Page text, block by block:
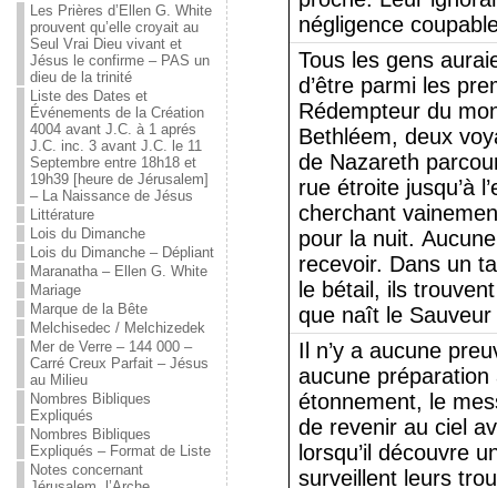
Les Prières d’Ellen G. White
prouvent qu’elle croyait au
Seul Vrai Dieu vivant et
Jésus le confirme – PAS un
dieu de la trinité
Liste des Dates et
Événements de la Création
4004 avant J.C. à 1 aprés
J.C. inc. 3 avant J.C. le 11
Septembre entre 18h18 et
19h39 [heure de Jérusalem]
– La Naissance de Jésus
Littérature
Lois du Dimanche
Lois du Dimanche – Dépliant
Maranatha – Ellen G. White
Mariage
Marque de la Bête
Melchisedec / Melchizedek
Mer de Verre – 144 000 –
Carré Creux Parfait – Jésus
au Milieu
Nombres Bibliques
Expliqués
Nombres Bibliques
Expliqués – Format de Liste
Notes concernant
négligence
Tous les gens
d’être parmi les
Rédempteur du
Bethléem, deux
de Nazareth
rue étroite jusqu’à
cherchant
pour la nuit.
recevoir. Dans un
le bétail, ils
que naît le
Il n’y a aucune
aucune
étonnement, le
de revenir au ciel
lorsqu’il découvre
surveillent leurs